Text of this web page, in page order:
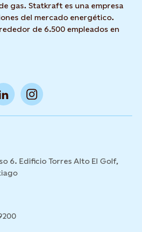
gas. Statkraft es una empresa
del mercado energético.
de 6.500 empleados en
6. Edificio Torres Alto El Golf,